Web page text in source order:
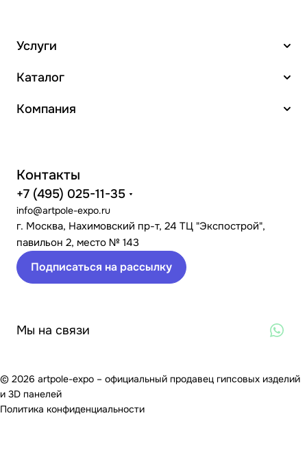
Услуги
Каталог
Компания
Контакты
+7 (495) 025-11-35
info@artpole-expo.ru
г. Москва, Нахимовский пр-т, 24 ТЦ "Экспострой",
павильон 2, место № 143
Подписаться на рассылку
Мы на связи
© 2026 artpole-expo – официальный продавец гипсовых изделий
и 3D панелей
Политика конфиденциальности